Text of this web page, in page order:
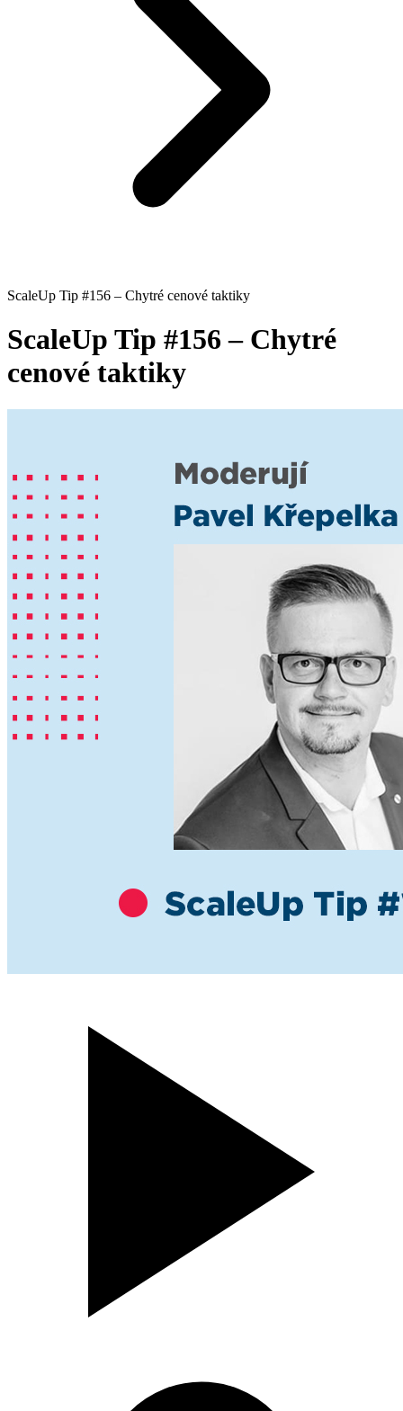
ScaleUp Tip #156 – Chytré cenové taktiky
ScaleUp Tip #156 – Chytré
cenové taktiky